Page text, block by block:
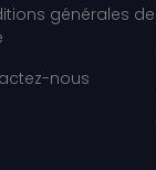
générales de
nous